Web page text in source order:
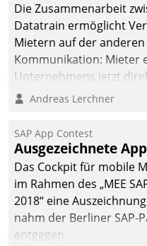
Die Zusammenarbeit
Datatrain ermöglicht
Mietern auf der
Kommunikation: Mieter
Unternehmens jetzt
Mitarbeiter oder
Andreas Lerchner
SAP App Contest
Ausgezeichnete App
Das Cockpit für mobile
im Rahmen des „MEE
2018“ eine
nahm der Berliner SAP-
entgegen.